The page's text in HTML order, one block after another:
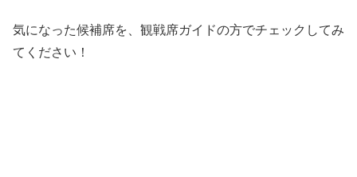
気になった候補席を、観戦席ガイドの方でチェックしてみ
てください！